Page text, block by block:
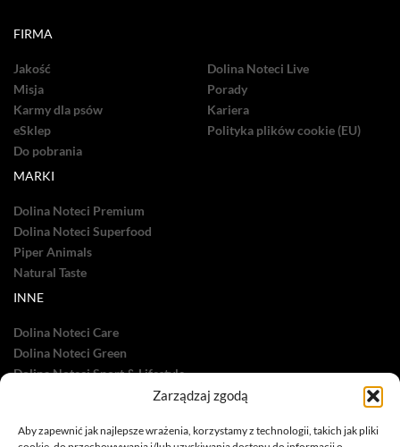
Zarządzaj zgodą
Aby zapewnić jak najlepsze wrażenia, korzystamy z technologii, takich jak pliki
FIRMA
Jakość
Misja
Karmy dla psów
eSklep
Do pobrania
Dolina Noteci Live
Porady
Kariera
Polityka plików cookie (EU)
MARKI
Dolina Noteci Premium
Dolina Noteci Superfood
Piper Animals
Natural Taste
INNE
Dolina Noteci Care
Dolina Noteci Green
Dolina Noteci Sport & Lifestyle